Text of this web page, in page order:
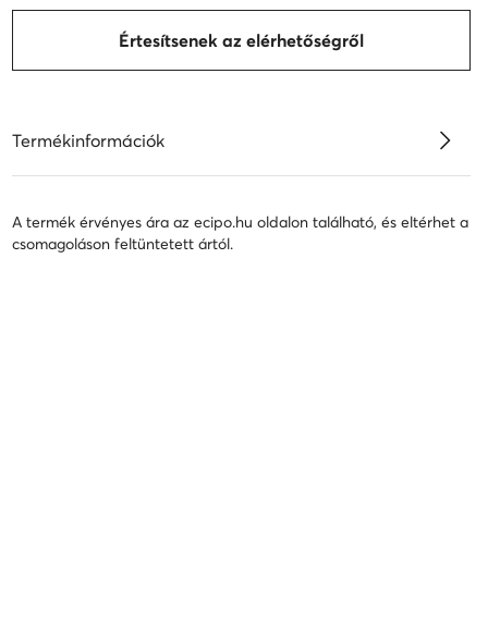
Értesítsenek az elérhetőségről
Termékinformációk
A termék érvényes ára az ecipo.hu oldalon található, és eltérhet a
csomagoláson feltüntetett ártól.